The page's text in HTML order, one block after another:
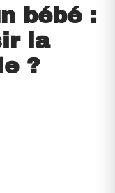
bébé :
la
?